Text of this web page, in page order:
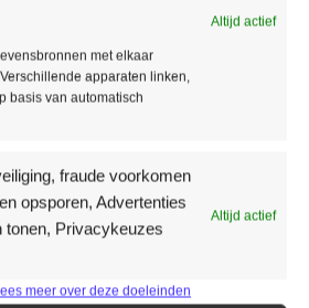
Altijd actief
met elkaar
apparaten linken,
basis van automatisch
fraude voorkomen
opsporen, Advertenties
tonen, Privacykeuzes
Altijd actief
meer over deze doeleinden
een natuurlijke sfeer aan uw